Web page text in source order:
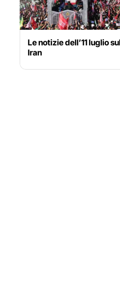
Le notizie dell’11 luglio
Iran